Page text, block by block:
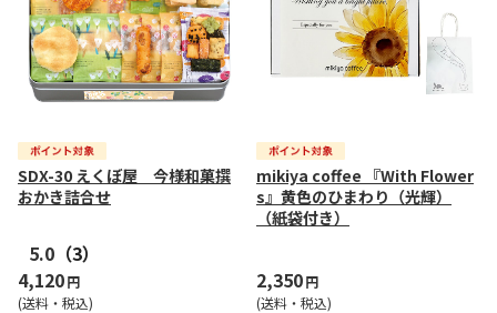
SDX-30 えくぼ屋 今様和菓撰
おかき詰合せ
5.0 （3）
4,120円
(送料・税込)
mikiya coffee 『With Flower
s』黄色のひまわり（光輝）
（紙袋付き）
2,350円
(送料・税込)